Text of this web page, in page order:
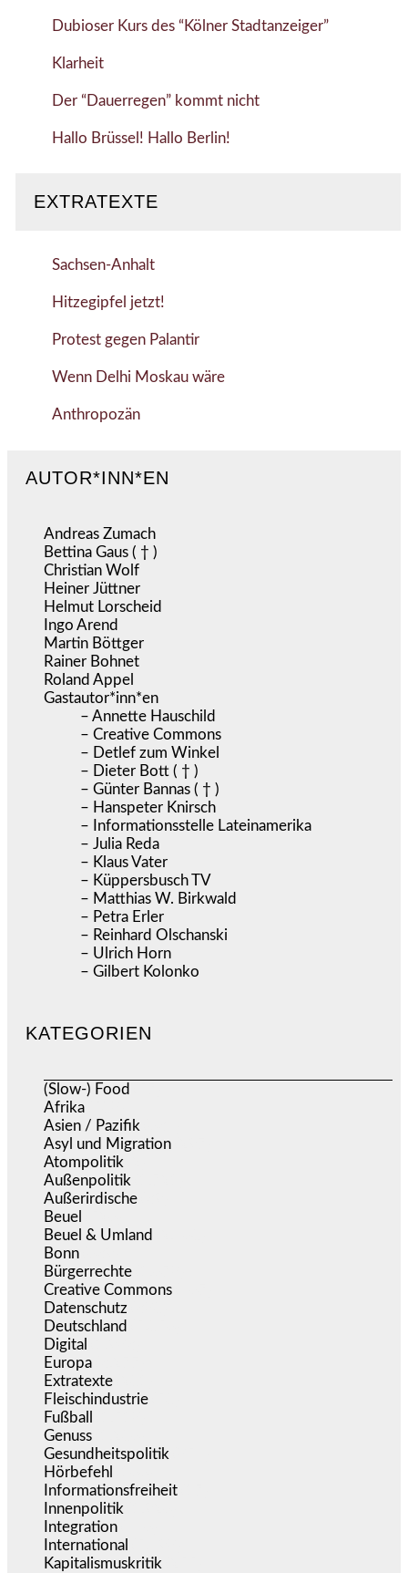
Dubioser Kurs des “Kölner Stadtanzeiger”
Klarheit
Der “Dauerregen” kommt nicht
Hallo Brüssel! Hallo Berlin!
EXTRATEXTE
Sachsen-Anhalt
Hitzegipfel jetzt!
Protest gegen Palantir
Wenn Delhi Moskau wäre
Anthropozän
AUTOR*INN*EN
Andreas Zumach
Bettina Gaus ( † )
Christian Wolf
Heiner Jüttner
Helmut Lorscheid
Ingo Arend
Martin Böttger
Rainer Bohnet
Roland Appel
Gastautor*inn*en
– Annette Hauschild
– Creative Commons
– Detlef zum Winkel
– Dieter Bott ( † )
– Günter Bannas ( † )
– Hanspeter Knirsch
– Informationsstelle Lateinamerika
– Julia Reda
– Klaus Vater
– Küppersbusch TV
– Matthias W. Birkwald
– Petra Erler
– Reinhard Olschanski
– Ulrich Horn
– Gilbert Kolonko
KATEGORIEN
(Slow-) Food
Afrika
Asien / Pazifik
Asyl und Migration
Atompolitik
Außenpolitik
Außerirdische
Beuel
Beuel & Umland
Bonn
Bürgerrechte
Creative Commons
Datenschutz
Deutschland
Digital
Europa
Extratexte
Fleischindustrie
Fußball
Genuss
Gesundheitspolitik
Hörbefehl
Informationsfreiheit
Innenpolitik
Integration
International
Kapitalismuskritik